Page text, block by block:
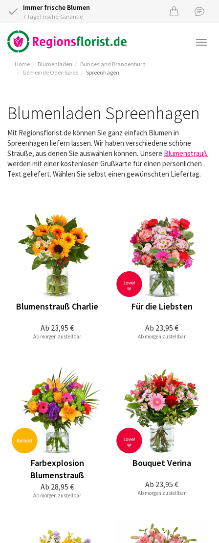
Immer frische Blumen
7 Tage Frische-Garantie
Home Blumenladen
Bundesland Brandenburg
Gemeinde Oder-Spree
Spreenhagen
Blumenladen Spreenhagen
Mit Regionsflorist.de können Sie ganz einfach Blumen in
Spreenhagen liefern lassen. Wir haben verschiedene schöne
Sträuße, aus denen Sie auswählen können. Unsere Blumenstrauß
werden mit einer kostenlosen Grußkarte für einen persönlichen
Text geliefert. Wählen Sie selbst einen gewünschten Liefertag.
Ab 23,95 €
Blumenstrauß Charlie
Ab morgen zustellbar
Ab 23,95 €
Für die Liebsten
Ab morgen zustellbar
Ab 28,95 €
Farbexplosion
Blumenstrauß
Ab morgen zustellbar
Ab 23,95 €
Bouquet Verina
Ab morgen zustellbar